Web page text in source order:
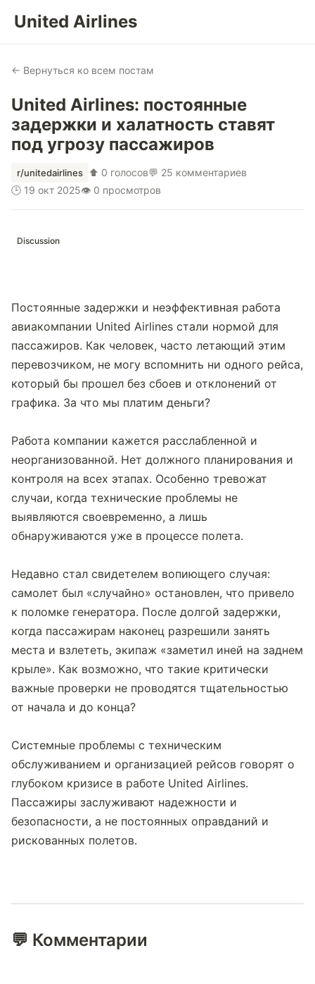
United Airlines
← Вернуться ко всем постам
United Airlines: постоянные
задержки и халатность ставят
под угрозу пассажиров
r/unitedairlines ⬆ 0 голосов💬 25 комментариев
🕒 19 окт 2025👁 0 просмотров
Discussion
Постоянные задержки и неэффективная работа
авиакомпании United Airlines стали нормой для
пассажиров. Как человек, часто летающий этим
перевозчиком, не могу вспомнить ни одного рейса,
который бы прошел без сбоев и отклонений от
графика. За что мы платим деньги?
Работа компании кажется расслабленной и
неорганизованной. Нет должного планирования и
контроля на всех этапах. Особенно тревожат
случаи, когда технические проблемы не
выявляются своевременно, а лишь
обнаруживаются уже в процессе полета.
Недавно стал свидетелем вопиющего случая:
самолет был «случайно» остановлен, что привело
к поломке генератора. После долгой задержки,
когда пассажирам наконец разрешили занять
места и взлететь, экипаж «заметил иней на заднем
крыле». Как возможно, что такие критически
важные проверки не проводятся тщательностью
от начала и до конца?
Системные проблемы с техническим
обслуживанием и организацией рейсов говорят о
глубоком кризисе в работе United Airlines.
Пассажиры заслуживают надежности и
безопасности, а не постоянных оправданий и
рискованных полетов.
💬 Комментарии